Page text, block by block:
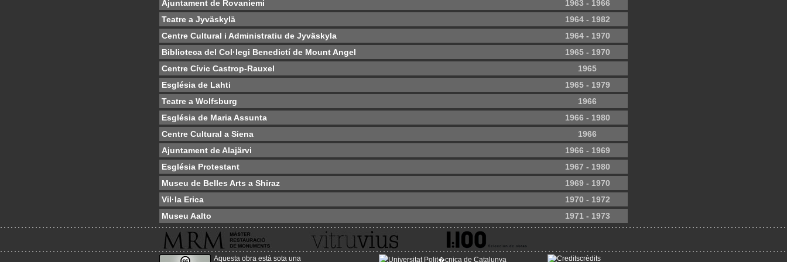
Ajuntament de Rovaniemi
1963 - 1966
Teatre a Jyväskylä
1964 - 1982
Centre Cultural i Administratiu de Jyväskyla
1964 - 1970
Biblioteca del Col·legi Benedictí de Mount Angel
1965 - 1970
Centre Cívic Castrop-Rauxel
1965
Església de Lahti
1965 - 1979
Teatre a Wolfsburg
1966
Església de Maria Assunta
1966 - 1980
Centre Cultural a Siena
1966
Ajuntament de Alajärvi
1966 - 1969
Església Protestant
1967 - 1980
Museu de Belles Arts a Shiraz
1969 - 1970
Vil·la Erica
1970 - 1972
Museu Aalto
1971 - 1973
Aquesta obra està sota una crèdits